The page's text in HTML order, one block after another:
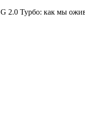
2.0 Турбо: как мы